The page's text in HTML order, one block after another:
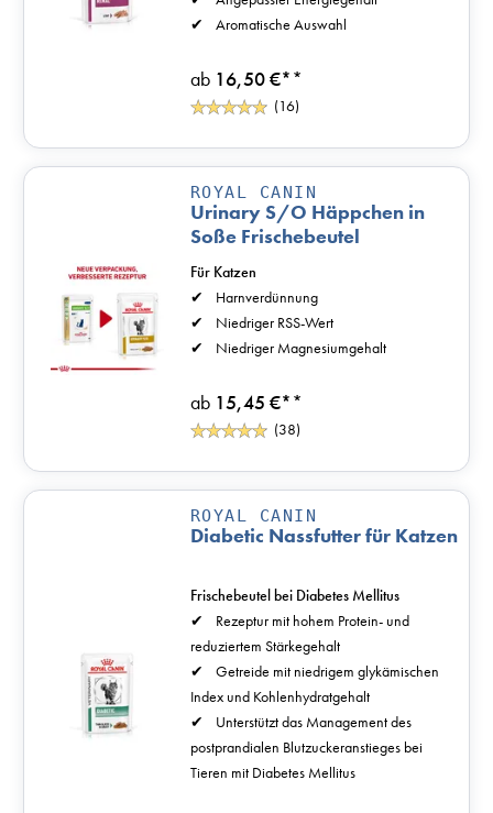
ab 16,50 €**
Aromatische Auswahl
(16)
ROYAL CANIN
Urinary S/O Häppchen in
Soße Frischebeutel
ab 15,45 €**
Für Katzen
Harnverdünnung
Niedriger RSS-Wert
Niedriger Magnesiumgehalt
(38)
ROYAL CANIN
Diabetic Nassfutter für Katzen
Frischebeutel bei Diabetes Mellitus
Rezeptur mit hohem Protein- und
reduziertem Stärkegehalt
Getreide mit niedrigem glykämischen
Index und Kohlenhydratgehalt
Unterstützt das Management des
postprandialen Blutzuckeranstieges bei
Tieren mit Diabetes Mellitus